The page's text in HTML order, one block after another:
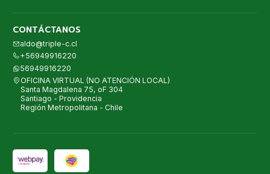
CONTÁCTANOS
aldo@triple-c.cl
+56949916220
56949916220
OFICINA VIRTUAL (NO ATENCIÓN LOCAL)
Santa Magdalena 75, oF 304
Santiago - Providencia
Región Metropolitana - Chile